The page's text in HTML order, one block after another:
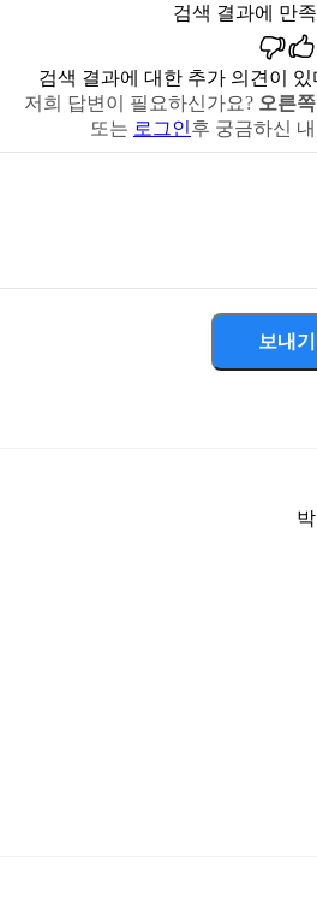
검색 결과에 만
검색 결과에 대한 추가 의견이
저희 답변이 필요하신가요? 오른
또는 로그인후 궁금하신
보내기